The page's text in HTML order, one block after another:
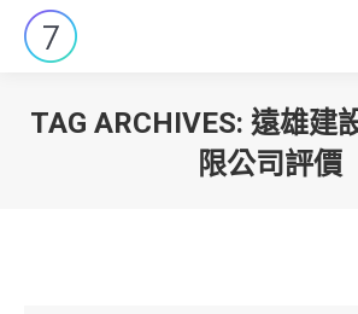
TAG ARCHIVES: 遠雄建
限公司評價